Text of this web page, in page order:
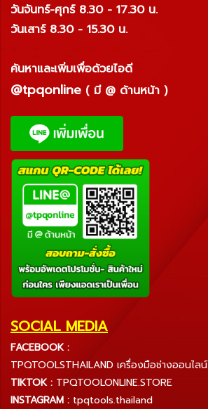
วันจันทร์-ศุกร์ 8.30 - 17.30 น.
วันเสาร์ 8.30 - 15.30 น.
ค้นหาและเพิ่มเพื่อด้วยไอดี
@tpqonline ( มี @ ด้านหน้า )
SOCIAL MEDIA
FACEBOOK :
TPQTOOLSTHAILAND เครื่องมือช่างออนไลน์
TIKTOK : TPQTOOLONLINE.STORE
INSTAGRAM : tpqtools.thailand